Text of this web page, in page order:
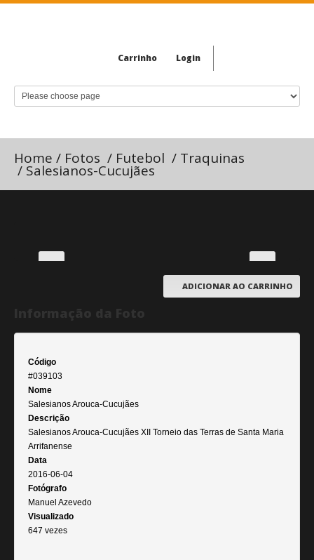
Carrinho Login
Home / Fotos / Futebol / Traquinas
/ Salesianos-Cucujães
ADICIONAR AO CARRINHO
Código
#039103
Nome
Salesianos Arouca-Cucujães
Descrição
Salesianos Arouca-Cucujães XII Torneio das Terras de Santa Maria
Arrifanense
Data
2016-06-04
Fotógrafo
Manuel Azevedo
Visualizado
647 vezes